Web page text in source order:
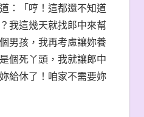
：「哼！這都還不知道
我這幾天就找郎中來幫
男孩，我再考慮讓妳養
個死丫頭，我就讓郎中
給休了！咱家不需要妳